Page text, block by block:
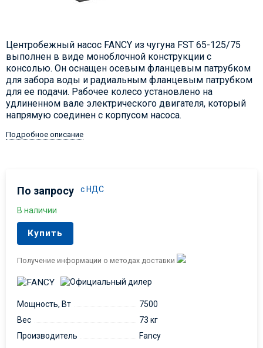
Центробежный насос FANCY из чугуна FST 65-125/75
выполнен в виде моноблочной конструкции с
консолью. Он оснащен осевым фланцевым патрубком
для забора воды и радиальным фланцевым патрубком
для ее подачи. Рабочее колесо установлено на
удлиненном вале электрического двигателя, который
напрямую соединен с корпусом насоса.
Подробное описание
По запросу с НДС
В наличии
Купить
Получение информации о методах доставки
Мощность, Вт
7500
Вес
73 кг
Производитель
Fancy